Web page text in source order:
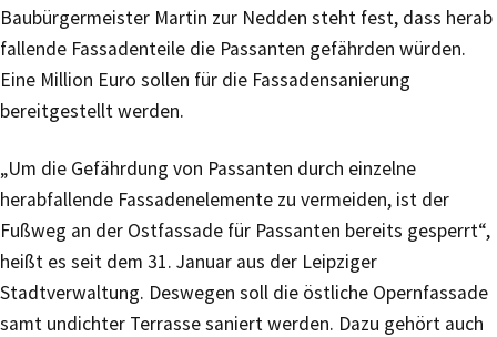
Baubürgermeister Martin zur Nedden steht fest, dass herab
fallende Fassadenteile die Passanten gefährden würden.
Eine Million Euro sollen für die Fassadensanierung
bereitgestellt werden.
„Um die Gefährdung von Passanten durch einzelne
herabfallende Fassadenelemente zu vermeiden, ist der
Fußweg an der Ostfassade für Passanten bereits gesperrt“,
heißt es seit dem 31. Januar aus der Leipziger
Stadtverwaltung. Deswegen soll die östliche Opernfassade
samt undichter Terrasse saniert werden. Dazu gehört auch